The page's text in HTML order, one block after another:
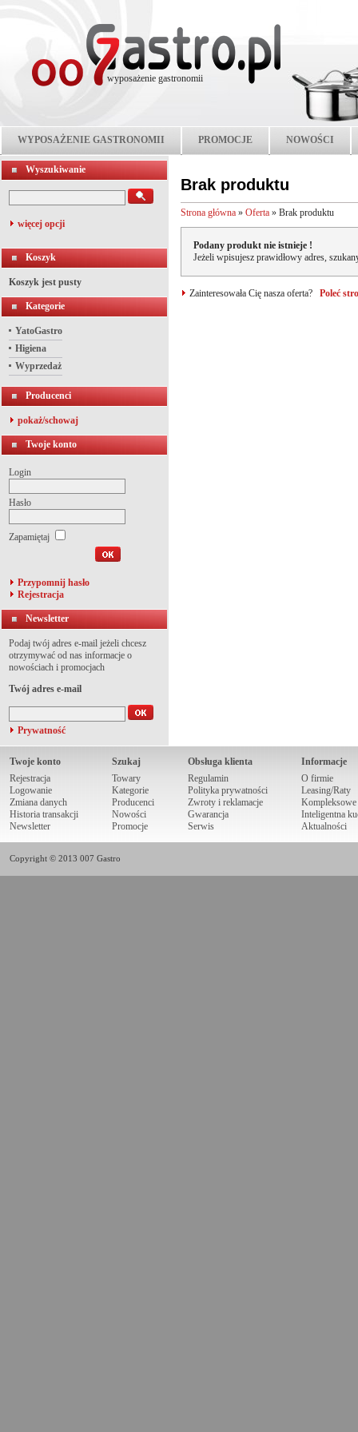
wyposażenie gastronomii
WYPOSAŻENIE GASTRONOMII PROMOCJE NOWOŚCI
Wyszukiwanie
więcej opcji
Koszyk
Koszyk jest pusty
Kategorie
YatoGastro
Higiena
Wyprzedaż
Producenci
pokaż/schowaj
Twoje konto
Login
Hasło
Zapamiętaj
Przypomnij hasło
Rejestracja
Newsletter
Podaj twój adres e-mail jeżeli chcesz
otrzymywać od nas informacje o
nowościach i promocjach
Twój adres e-mail
Prywatność
Brak produktu
Strona główna » Oferta » Brak produktu
Podany produkt nie istnieje !
Jeżeli wpisujesz prawidłowy adres,
Zainteresowała Cię nasza oferta? Poleć
Twoje konto
Rejestracja
Logowanie
Zmiana danych
Historia transakcji
Newsletter
Szukaj
Towary
Kategorie
Producenci
Nowości
Promocje
Obsługa klienta
Regulamin
Polityka prywatności
Zwroty i reklamacje
Gwarancja
Serwis
Informacje
O firmie
Leasing/Raty
Kompleksowe
Inteligentna
Aktualności
Copyright © 2013 007 Gastro